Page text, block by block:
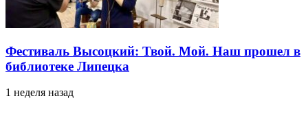
Фестиваль Высоцкий: Твой. Мой. Наш прошел в
библиотеке Липецка
1 неделя назад